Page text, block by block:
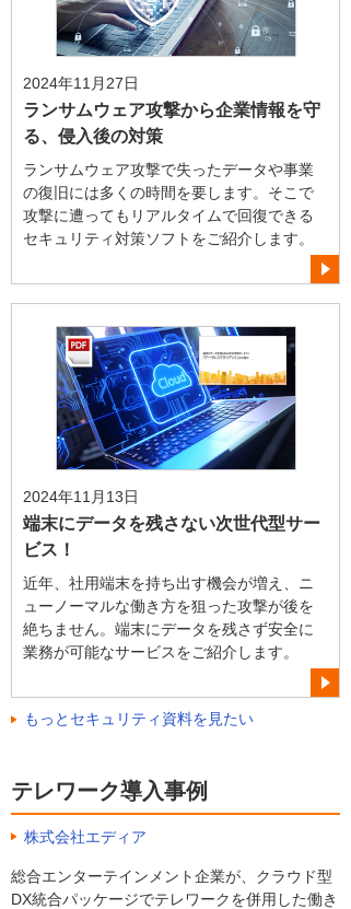
2024年11月27日
ランサムウェア攻撃から企業情報を守
る、侵入後の対策
ランサムウェア攻撃で失ったデータや事業
の復旧には多くの時間を要します。そこで
攻撃に遭ってもリアルタイムで回復できる
セキュリティ対策ソフトをご紹介します。
2024年11月13日
端末にデータを残さない次世代型サー
ビス！
近年、社用端末を持ち出す機会が増え、ニ
ューノーマルな働き方を狙った攻撃が後を
絶ちません。端末にデータを残さず安全に
業務が可能なサービスをご紹介します。
もっとセキュリティ資料を見たい
テレワーク導入事例
株式会社エディア
総合エンターテインメント企業が、クラウド型
DX統合パッケージでテレワークを併用した働き